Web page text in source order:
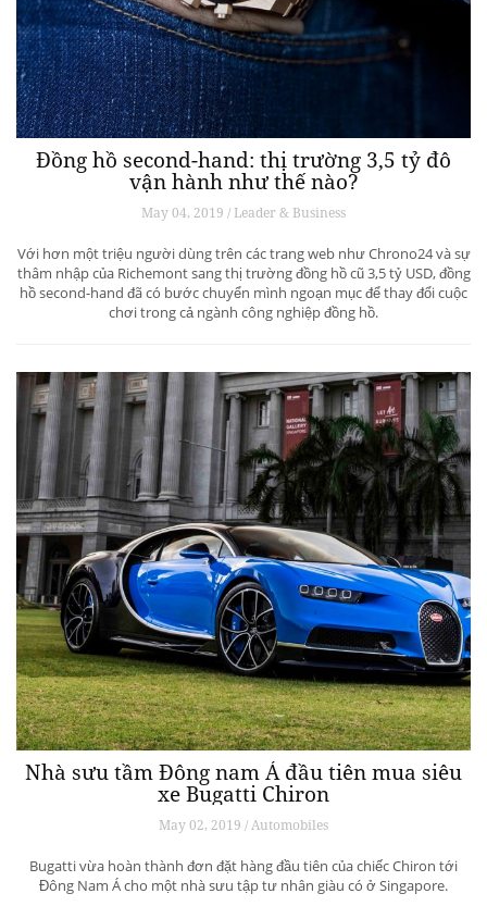
Đồng hồ second-hand: thị trường 3,5 tỷ đô
vận hành như thế nào?
May 04, 2019 / Leader & Business
Với hơn một triệu người dùng trên các trang web như Chrono24 và sự
thâm nhập của Richemont sang thị trường đồng hồ cũ 3,5 tỷ USD, đồng
hồ second-hand đã có bước chuyển mình ngoạn mục để thay đổi cuộc
chơi trong cả ngành công nghiệp đồng hồ.
Nhà sưu tầm Đông nam Á đầu tiên mua siêu
xe Bugatti Chiron
May 02, 2019 / Automobiles
Bugatti vừa hoàn thành đơn đặt hàng đầu tiên của chiếc Chiron tới
Đông Nam Á cho một nhà sưu tập tư nhân giàu có ở Singapore.